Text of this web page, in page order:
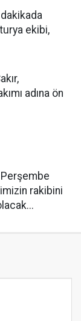
ekibi,
adına ön
rakibini